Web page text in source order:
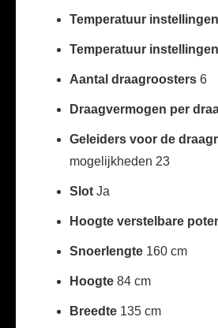
Temperatuur instellingen
Temperatuur instellingen
Aantal draagroosters 6
Draagvermogen per
Geleiders voor de
mogelijkheden 23
Slot Ja
Hoogte verstelbare
Snoerlengte 160 cm
Hoogte 84 cm
Breedte 135 cm